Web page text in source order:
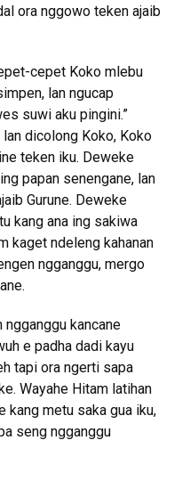
ora nggowo teken ajaib
cepet Koko mlebu
lan ngucap
suwi aku pingini.”
dicolong Koko, Koko
teken iku. Deweke
papan senengane, lan
Gurune. Deweke
kang ana ing sakiwa
kaget ndeleng kahanan
ngganggu, mergo
ngganggu kancane
e padha dadi kayu
tapi ora ngerti sapa
Wayahe Hitam latihan
kang metu saka gua iku,
seng ngganggu